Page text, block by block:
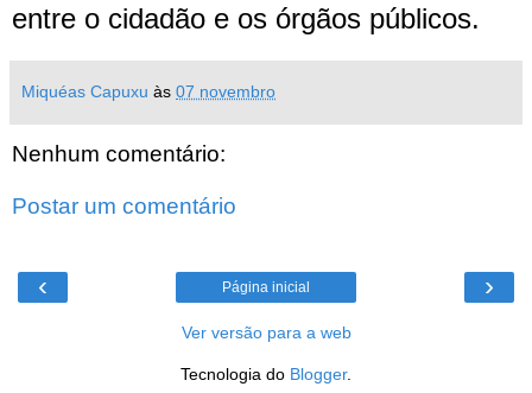
entre o cidadão e os órgãos públicos.
Miquéas Capuxu às 07 novembro
Nenhum comentário:
Postar um comentário
‹ ›
Página inicial
Ver versão para a web
Tecnologia do Blogger.